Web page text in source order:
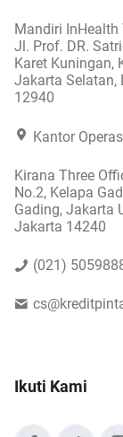
Mandiri InHealth
Jl. Prof. DR.
Karet Kuningan,
Jakarta Selatan,
12940
Kantor
Kirana Three
No.2, Kelapa
Gading, Jakarta
Jakarta 14240
(021)
Ikuti Kami